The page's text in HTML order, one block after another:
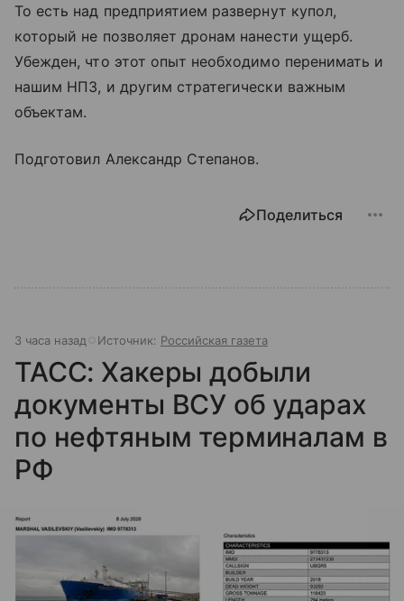
То есть над предприятием развернут купол,
который не позволяет дронам нанести ущерб.
Убежден, что этот опыт необходимо перенимать и
нашим НПЗ, и другим стратегически важным
объектам.
Подготовил Александр Степанов.
Поделиться
3 часа назад Источник: Российская газета
ТАСС: Хакеры добыли
документы ВСУ об ударах
по нефтяным терминалам в
РФ